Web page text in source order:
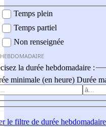
Temps plein
Temps partiel
Non renseignée
la durée hebdomadaire :
minimale (en heure) Durée
le filtre de durée hebdomadaire